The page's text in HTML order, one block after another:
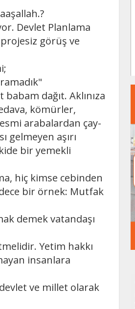
Devlet Planlama
projesiz görüş ve
dağıt. Aklınıza
kömürler,
arabalardan çay-
gelmeyen aşırı
bir yemekli
hiç kimse cebinden
bir örnek: Mutfak
demek vatandaşı
Yetim hakkı
insanlara
ve millet olarak